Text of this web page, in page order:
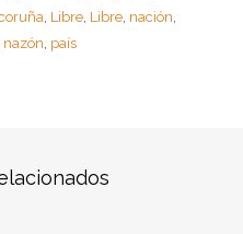
, Libre, Libre, nación,
nazón, país